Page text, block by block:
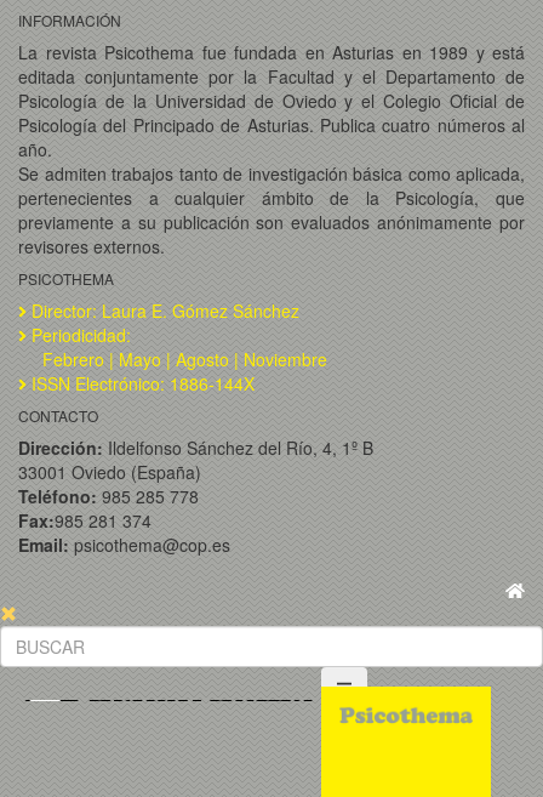
INFORMACIÓN
La revista Psicothema fue fundada en Asturias en 1989 y está
editada conjuntamente por la Facultad y el Departamento de
Psicología de la Universidad de Oviedo y el Colegio Oficial de
Psicología del Principado de Asturias. Publica cuatro números al
año.
Se admiten trabajos tanto de investigación básica como aplicada,
pertenecientes a cualquier ámbito de la Psicología, que
previamente a su publicación son evaluados anónimamente por
revisores externos.
PSICOTHEMA
Director: Laura E. Gómez Sánchez
Periodicidad:
Febrero | Mayo | Agosto | Noviembre
ISSN Electrónico: 1886-144X
CONTACTO
Dirección: Ildelfonso Sánchez del Río, 4, 1º B
33001 Oviedo (España)
Teléfono: 985 285 778
Fax:985 281 374
Email: psicothema@cop.es